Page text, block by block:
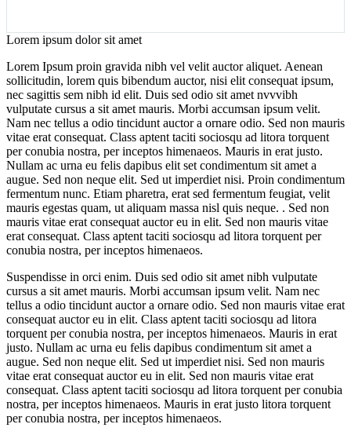
Lorem ipsum dolor sit amet
Lorem Ipsum proin gravida nibh vel velit auctor aliquet. Aenean
sollicitudin, lorem quis bibendum auctor, nisi elit consequat ipsum,
nec sagittis sem nibh id elit. Duis sed odio sit amet nvvvibh
vulputate cursus a sit amet mauris. Morbi accumsan ipsum velit.
Nam nec tellus a odio tincidunt auctor a ornare odio. Sed non mauris
vitae erat consequat. Class aptent taciti sociosqu ad litora torquent
per conubia nostra, per inceptos himenaeos. Mauris in erat justo.
Nullam ac urna eu felis dapibus elit set condimentum sit amet a
augue. Sed non neque elit. Sed ut imperdiet nisi. Proin condimentum
fermentum nunc. Etiam pharetra, erat sed fermentum feugiat, velit
mauris egestas quam, ut aliquam massa nisl quis neque. . Sed non
mauris vitae erat consequat auctor eu in elit. Sed non mauris vitae
erat consequat. Class aptent taciti sociosqu ad litora torquent per
conubia nostra, per inceptos himenaeos.
Suspendisse in orci enim. Duis sed odio sit amet nibh vulputate
cursus a sit amet mauris. Morbi accumsan ipsum velit. Nam nec
tellus a odio tincidunt auctor a ornare odio. Sed non mauris vitae erat
consequat auctor eu in elit. Class aptent taciti sociosqu ad litora
torquent per conubia nostra, per inceptos himenaeos. Mauris in erat
justo. Nullam ac urna eu felis dapibus condimentum sit amet a
augue. Sed non neque elit. Sed ut imperdiet nisi. Sed non mauris
vitae erat consequat auctor eu in elit. Sed non mauris vitae erat
consequat. Class aptent taciti sociosqu ad litora torquent per conubia
nostra, per inceptos himenaeos. Mauris in erat justo litora torquent
per conubia nostra, per inceptos himenaeos.